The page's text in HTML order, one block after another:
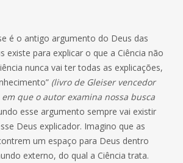
é o antigo argumento do Deus das
existe para explicar o que a Ciência não
nunca vai ter todas as explicações,
(livro de Gleiser vencedor
que o autor examina nossa busca
esse argumento sempre vai existir
Deus explicador. Imagino que as
um espaço para Deus dentro
externo, do qual a Ciência trata.